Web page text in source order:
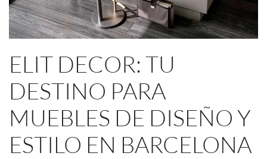
ELIT DECOR: TU
DESTINO PARA
MUEBLES DE DISEÑO Y
ESTILO EN BARCELONA